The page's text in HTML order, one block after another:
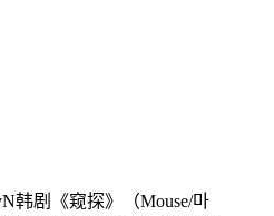
韩剧《窥探》（Mouse/마